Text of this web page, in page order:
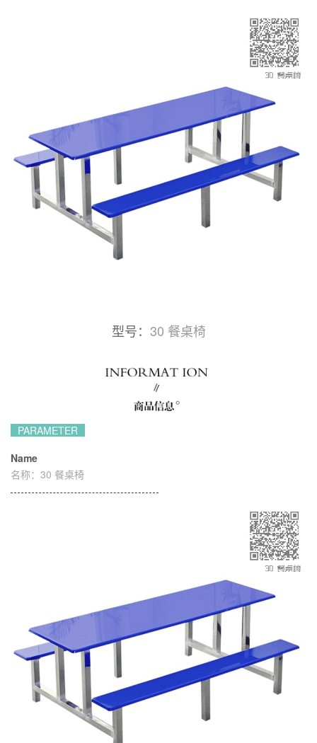
型号： 30 餐桌椅
PARAMETER
Name
名称： 30 餐桌椅